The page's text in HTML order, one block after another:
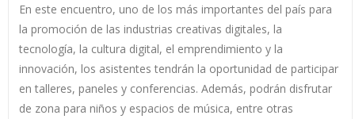
En este encuentro, uno de los más importantes del país para
la promoción de las industrias creativas digitales, la
tecnología, la cultura digital, el emprendimiento y la
innovación, los asistentes tendrán la oportunidad de participar
en talleres, paneles y conferencias. Además, podrán disfrutar
de zona para niños y espacios de música, entre otras